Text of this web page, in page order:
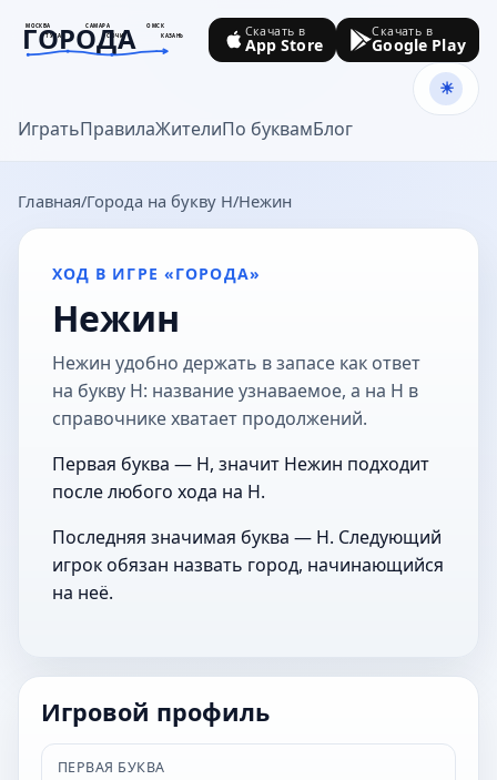
МОСКВА САМАРА
ОМСК
ТУЛА
СОЧИ КАЗАНЬ
ГОРОДА
goroda-na.ru
ИгратьПравилаЖителиПо буквамБлог
Скачать в
App Store
Скачать в
Google Play
Главная Города на букву Н Нежин
ХОД В ИГРЕ «ГОРОДА»
Нежин
Нежин удобно держать в запасе как ответ
на букву Н: название узнаваемое, а на Н в
справочнике хватает продолжений.
Первая буква — Н, значит Нежин подходит
после любого хода на Н.
Последняя значимая буква — Н. Следующий
игрок обязан назвать город, начинающийся
на неё.
Игровой профиль
ПЕРВАЯ БУКВА